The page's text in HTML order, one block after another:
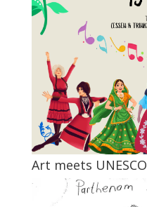
Art meets UNESCO